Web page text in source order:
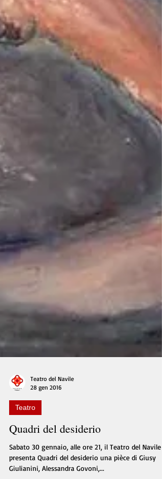
Teatro del Navile
28 gen 2016
Teatro
Quadri del desiderio
Sabato 30 gennaio, alle ore 21, il Teatro del Navile